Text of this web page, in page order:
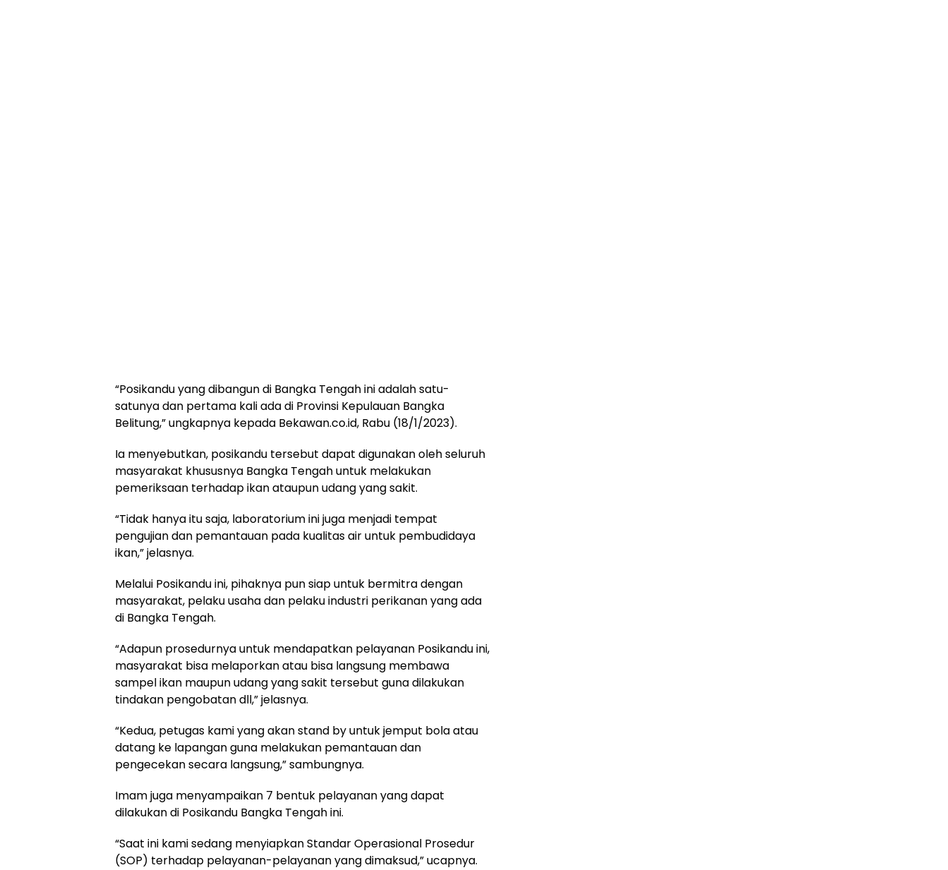
“Posikandu yang dibangun di Bangka Tengah ini adalah satu-
satunya dan pertama kali ada di Provinsi Kepulauan Bangka
Belitung,” ungkapnya kepada Bekawan.co.id, Rabu (18/1/2023).
Ia menyebutkan, posikandu tersebut dapat digunakan oleh seluruh
masyarakat khususnya Bangka Tengah untuk melakukan
pemeriksaan terhadap ikan ataupun udang yang sakit.
“Tidak hanya itu saja, laboratorium ini juga menjadi tempat
pengujian dan pemantauan pada kualitas air untuk pembudidaya
ikan,” jelasnya.
Melalui Posikandu ini, pihaknya pun siap untuk bermitra dengan
masyarakat, pelaku usaha dan pelaku industri perikanan yang ada
di Bangka Tengah.
“Adapun prosedurnya untuk mendapatkan pelayanan Posikandu ini,
masyarakat bisa melaporkan atau bisa langsung membawa
sampel ikan maupun udang yang sakit tersebut guna dilakukan
tindakan pengobatan dll,” jelasnya.
“Kedua, petugas kami yang akan stand by untuk jemput bola atau
datang ke lapangan guna melakukan pemantauan dan
pengecekan secara langsung,” sambungnya.
Imam juga menyampaikan 7 bentuk pelayanan yang dapat
dilakukan di Posikandu Bangka Tengah ini.
“Saat ini kami sedang menyiapkan Standar Operasional Prosedur
(SOP) terhadap pelayanan-pelayanan yang dimaksud,” ucapnya.